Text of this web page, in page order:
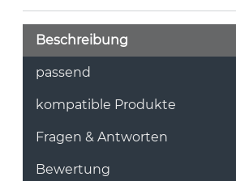
Beschreibung
passend
kompatible Produkte
Fragen & Antworten
Bewertung